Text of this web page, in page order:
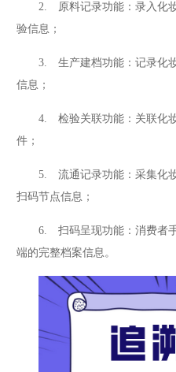
2. 原料记录功能：录入化
验信息；
3. 生产建档功能：记录化
信息；
4. 检验关联功能：关联化
件；
5. 流通记录功能：采集化
扫码节点信息；
6. 扫码呈现功能：消费者
端的完整档案信息。